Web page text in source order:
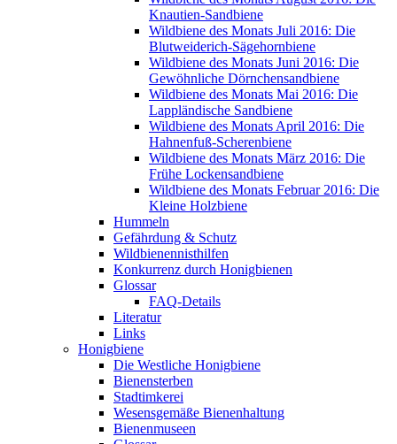
Knautien-Sandbiene
Wildbiene des Monats Juli 2016: Die
Blutweiderich-Sägehornbiene
Wildbiene des Monats Juni 2016: Die
Gewöhnliche Dörnchensandbiene
Wildbiene des Monats Mai 2016: Die
Lappländische Sandbiene
Wildbiene des Monats April 2016: Die
Hahnenfuß-Scherenbiene
Wildbiene des Monats März 2016: Die
Frühe Lockensandbiene
Wildbiene des Monats Februar 2016: Die
Kleine Holzbiene
Hummeln
Gefährdung & Schutz
Wildbienennisthilfen
Konkurrenz durch Honigbienen
Glossar
FAQ-Details
Literatur
Links
Honigbiene
Die Westliche Honigbiene
Bienensterben
Stadtimkerei
Wesensgemäße Bienenhaltung
Bienenmuseen